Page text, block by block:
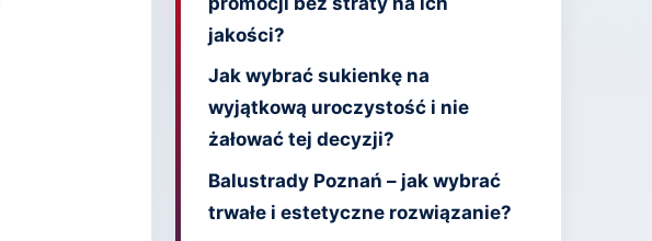
jakości?
Jak wybrać sukienkę na
wyjątkową uroczystość i nie
żałować tej decyzji?
Balustrady Poznań – jak wybrać
trwałe i estetyczne rozwiązanie?